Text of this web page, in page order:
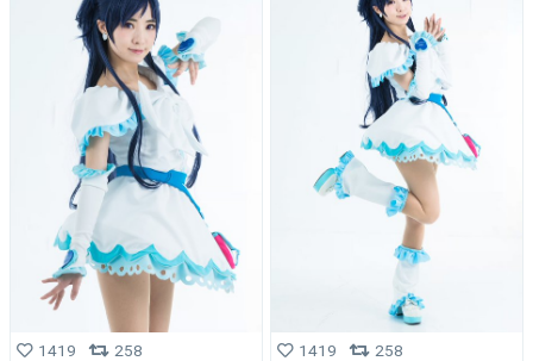
1419
258
1419
258